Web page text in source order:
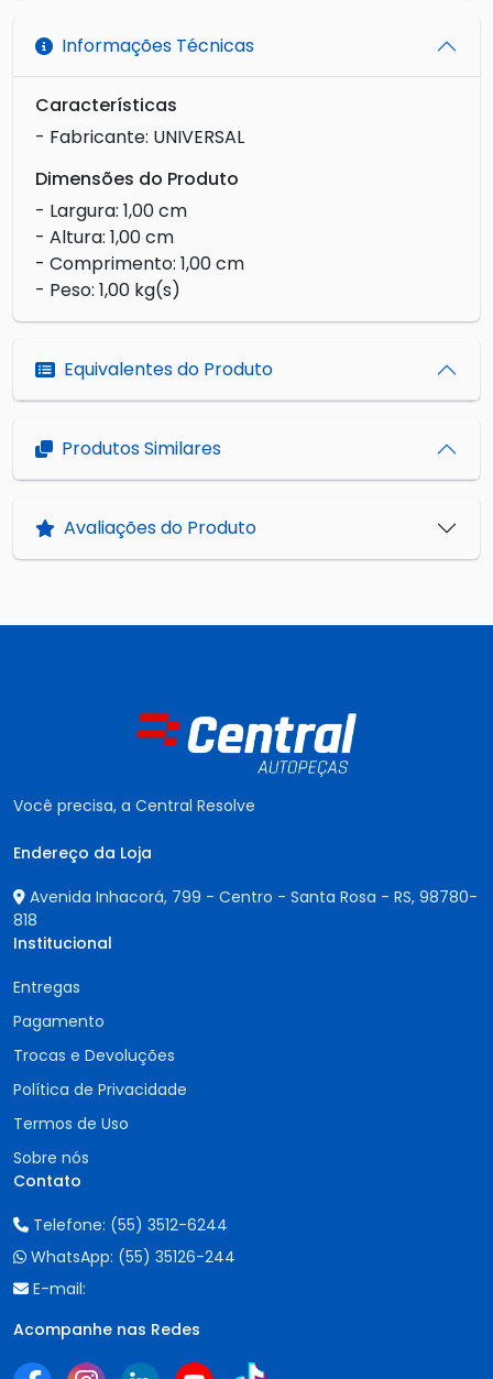
Informações Técnicas
Características
- Fabricante: UNIVERSAL
Dimensões do Produto
- Largura: 1,00 cm
- Altura: 1,00 cm
- Comprimento: 1,00 cm
- Peso: 1,00 kg(s)
Equivalentes do Produto
Produtos Similares
Avaliações do Produto
Você precisa, a Central Resolve
Endereço da Loja
Avenida Inhacorá, 799 - Centro - Santa Rosa - RS, 98780-
818
Institucional
Entregas
Pagamento
Trocas e Devoluções
Política de Privacidade
Termos de Uso
Sobre nós
Contato
Telefone: (55) 3512-6244
WhatsApp: (55) 35126-244
E-mail:
Acompanhe nas Redes